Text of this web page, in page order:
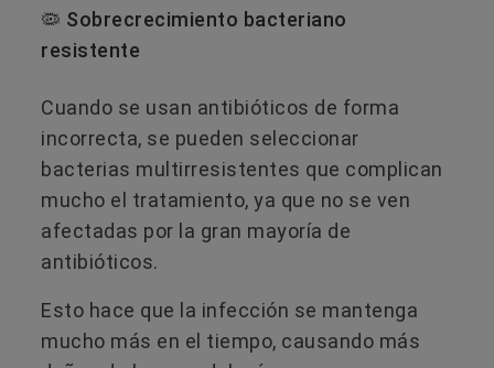
🦠 Sobrecrecimiento bacteriano
resistente
Cuando se usan antibióticos de forma
incorrecta, se pueden seleccionar
bacterias multirresistentes que complican
mucho el tratamiento, ya que no se ven
afectadas por la gran mayoría de
antibióticos.
Esto hace que la infección se mantenga
mucho más en el tiempo, causando más